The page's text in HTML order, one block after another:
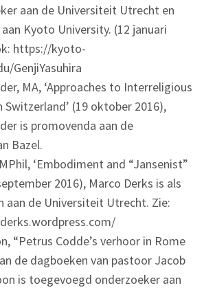
aan de Universiteit Utrecht en
Kyoto University. (12 januari
https://kyoto-
GenjiYasuhira
MA, ‘Approaches to Interreligious
Switzerland’ (19 oktober 2016),
is promovenda aan de
Bazel.
‘Embodiment and “Jansenist”
2016), Marco Derks is als
aan de Universiteit Utrecht. Zie:
“Petrus Codde’s verhoor in Rome
de dagboeken van pastoor Jacob
is toegevoegd onderzoeker aan